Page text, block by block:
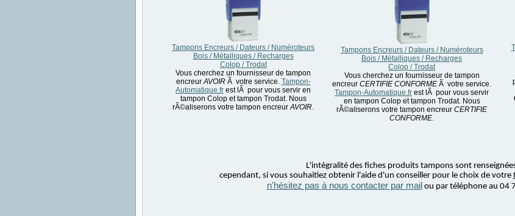
Tampons Encreurs / Dateurs / Numéroteurs
Bois / Métalliques / Recharges
Colop / Trodat
Vous cherchez un fournisseur de tampon
encreurAVOIRÃ votre service. Tampon-
Automatique.fr est lÃ pour vous servir en
tampon Colop et tampon Trodat. Nous
rÃ©aliserons votre tampon encreurAVOIR.
Tampons Encreurs / Dateurs / Numéroteurs
Bois / Métalliques / Recharges
Colop / Trodat
Vous cherchez un fournisseur de tampon
encreur CERTIFIE CONFORME Ã votre service.
Tampon-Automatique.fr est lÃ pour vous servir
en tampon Colop et tampon Trodat. Nous
rÃ©aliserons votre tampon encreur CERTIFIE
CONFORME.
L'intégralité des fiches produits tampons sont
cependant, si vous souhaitiez obtenir l'aide d'un conseiller pour le choix de votre
n'hésitez pas à nous contacter par mailou par téléphone au 04